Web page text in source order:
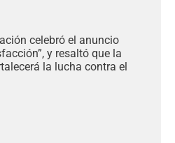
celebró el anuncio
y resaltó que la
la lucha contra el